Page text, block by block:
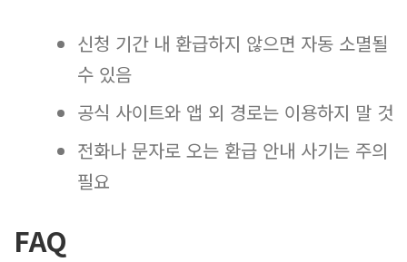
신청 기간 내 환급하지 않으면 자동 소멸될
수 있음
공식 사이트와 앱 외 경로는 이용하지 말 것
전화나 문자로 오는 환급 안내 사기는 주의
필요
FAQ